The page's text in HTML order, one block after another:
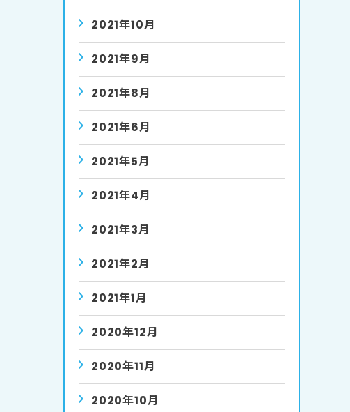
2021年10月
2021年9月
2021年8月
2021年6月
2021年5月
2021年4月
2021年3月
2021年2月
2021年1月
2020年12月
2020年11月
2020年10月